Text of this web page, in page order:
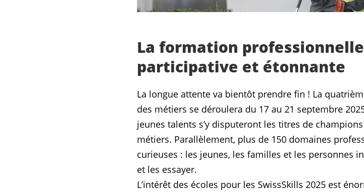
La formation
participative et étonnante
La longue attente va bientôt prendre fin ! La
des métiers se déroulera du 17 au 21 septembre
jeunes talents s’y disputeront les titres de
métiers. Parallèlement, plus de 150 domaines
curieuses : les jeunes, les familles et les personnes
et les essayer.
L’intérêt des écoles pour les SwissSkills 2025 est